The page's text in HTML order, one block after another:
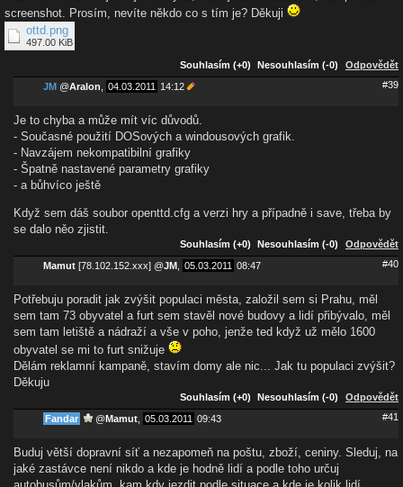
screenshot. Prosím, nevíte někdo co s tím je? Děkuji
ottd.png
497.00 KiB
Souhlasím (+0) Nesouhlasím (-0) Odpovědět
JM @Aralon 04.03.2011 14:12 #39
Je to chyba a může mít víc důvodů.
- Současné použití DOSových a windousových grafik.
- Navzájem nekompatibilní grafiky
- Špatně nastavené parametry grafiky
- a bůhvíco ještě
Když sem dáš soubor openttd.cfg a verzi hry a případně i save, třeba by
se dalo něo zjistit.
Souhlasím (+0) Nesouhlasím (-0) Odpovědět
Mamut [78.102.152.xxx] @JM 05.03.2011 08:47 #40
Potřebuju poradit jak zvýšit populaci města, založil sem si Prahu, měl
sem tam 73 obyvatel a furt sem stavěl nové budovy a lidí přibývalo, měl
sem tam letiště a nádraží a vše v poho, jenže ted když už mělo 1600
obyvatel se mi to furt snižuje
Dělám reklamní kampaně, stavím domy ale nic... Jak tu populaci zvýšit?
Děkuju
Souhlasím (+0) Nesouhlasím (-0) Odpovědět
Fandar @Mamut 05.03.2011 09:43 #41
Buduj větší dopravní síť a nezapomeň na poštu, zboží, ceniny. Sleduj, na
jaké zastávce není nikdo a kde je hodně lidí a podle toho určuj